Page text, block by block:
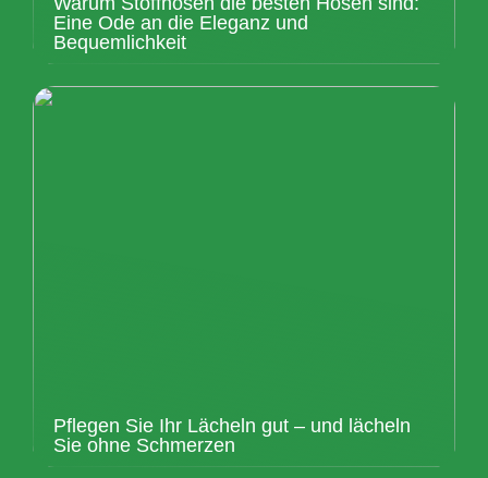
Eine Ode an die Eleganz und
Bequemlichkeit
Pflegen Sie Ihr Lächeln gut – und lächeln
Sie ohne Schmerzen